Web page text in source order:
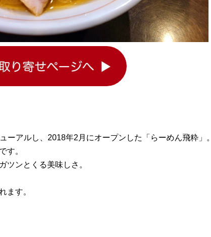
アルし、2018年2月にオープンした「らーめん飛粋」。
す。
ツンとくる美味しさ。
ます。